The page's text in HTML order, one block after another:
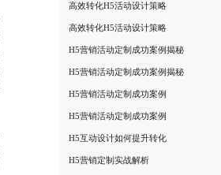
高效转化H5活动设计策略
高效转化H5活动设计策略
H5营销活动定制成功案例揭秘
H5营销活动定制成功案例揭秘
H5营销活动定制成功案例
H5营销活动定制成功案例
H5互动设计如何提升转化
H5营销定制实战解析